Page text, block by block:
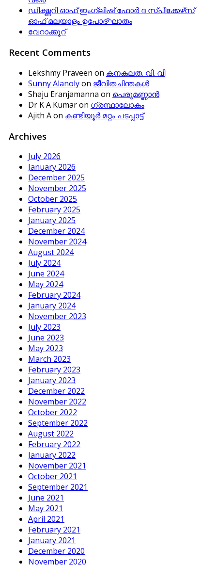
ഡിക്ഷ്ണറി ഓഫ് ഇംഗ്ലിഷ് ഫോര്‍ ദ സ്പീക്കേഴ്‌സ്
ഓഫ് മലയാളം ഉപോദ്ഘാതം
വേറാക്കൂറ്
Recent Comments
Lekshmy Praveen on കനകലത. വി. വി
Sunny Alanolyon ജീവിതചിന്തകള്‍
Shaju Eranjamanna on പെരുമണ്ണാന്‍
Dr K A Kumaron ഗ്രന്ഥാലോകം
Ajith Aon കണ്ടിയൂര്‍ മറ്റം പടപ്പാട്ട്‌
Archives
July 2026
January 2026
December 2025
November 2025
October 2025
February 2025
January 2025
December 2024
November 2024
August 2024
July 2024
June 2024
May 2024
February 2024
January 2024
November 2023
July 2023
June 2023
May 2023
March 2023
February 2023
January 2023
December 2022
November 2022
October 2022
September 2022
August 2022
February 2022
January 2022
November 2021
October 2021
September 2021
June 2021
May 2021
April 2021
February 2021
January 2021
December 2020
November 2020